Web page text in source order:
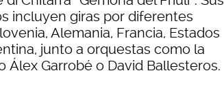
incluyen giras por diferentes
Alemania, Francia, Estados
junto a orquestas como la
Álex Garrobé o David Ballesteros.